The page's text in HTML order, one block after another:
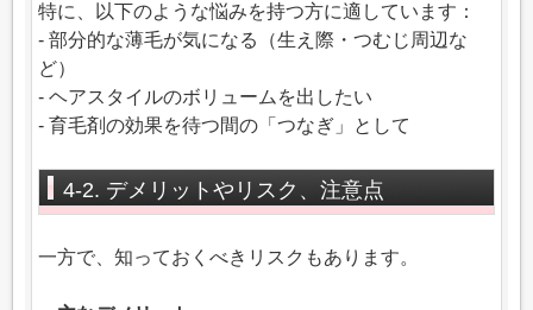
特に、以下のような悩みを持つ方に適しています：
- 部分的な薄毛が気になる（生え際・つむじ周辺な
ど）
- ヘアスタイルのボリュームを出したい
- 育毛剤の効果を待つ間の「つなぎ」として
4-2. デメリットやリスク、注意点
一方で、知っておくべきリスクもあります。